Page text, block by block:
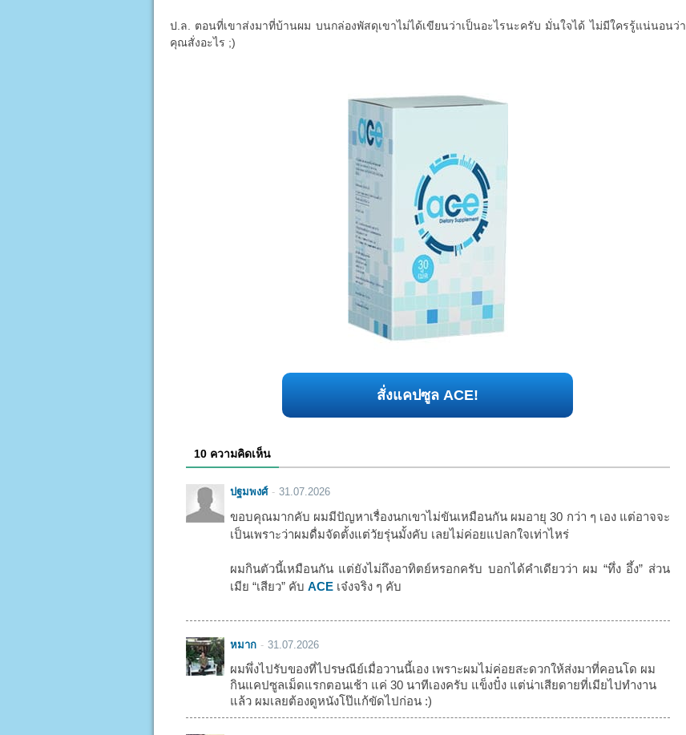
ป.ล. ตอนที่เขาส่งมาที่บ้านผม บนกล่องพัสดุเขาไม่ได้เขียนว่าเป็นอะไรนะครับ มั่นใจได้ ไม่มีใครรู้แน่นอนว่า
คุณสั่งอะไร ;)
สั่งแคปซูล ACE!
10 ความคิดเห็น
ปฐมพงศ์ 31.07.2026
ขอบคุณมากคับ ผมมีปัญหาเรื่องนกเขาไม่ขันเหมือนกัน ผมอายุ 30 กว่า ๆ เอง แต่อาจจะ
เป็นเพราะว่าผมดื่มจัดตั้งแต่วัยรุ่นมั้งคับ เลยไม่ค่อยแปลกใจเท่าไหร่
ผมกินตัวนี้เหมือนกัน แต่ยังไม่ถึงอาทิตย์หรอกครับ บอกได้คำเดียวว่า ผม “ทึ่ง อึ้ง” ส่วน
เมีย “เสียว” คับ ACEเจ๋งจริง ๆ คับ
หมาก 31.07.2026
ผมพึ่งไปรับของที่ไปรษณีย์เมื่อวานนี้เอง เพราะผมไม่ค่อยสะดวกให้ส่งมาที่คอนโด ผม
กินแคปซูลเม็ดแรกตอนเช้า แค่ 30 นาทีเองครับ แข็งปั๋ง แต่น่าเสียดายที่เมียไปทำงาน
แล้ว ผมเลยต้องดูหนังโป๊แก้ขัดไปก่อน :)